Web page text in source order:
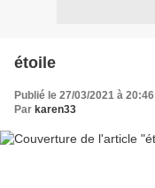
étoile
Publié le 27/03/2021 à 20:46
Par karen33